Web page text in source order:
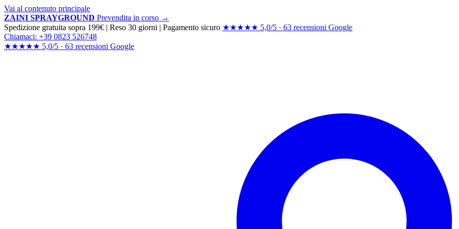
Vai al contenuto principale
ZAINI SPRAYGROUND Prevendita in corso →
Spedizione gratuita sopra 199€ | Reso 30 giorni | Pagamento sicuro ★★★★★ 5,0/5 · 63 recensioni Google
Chiamaci: +39 0823 526748
★★★★★ 5,0/5 · 63 recensioni Google